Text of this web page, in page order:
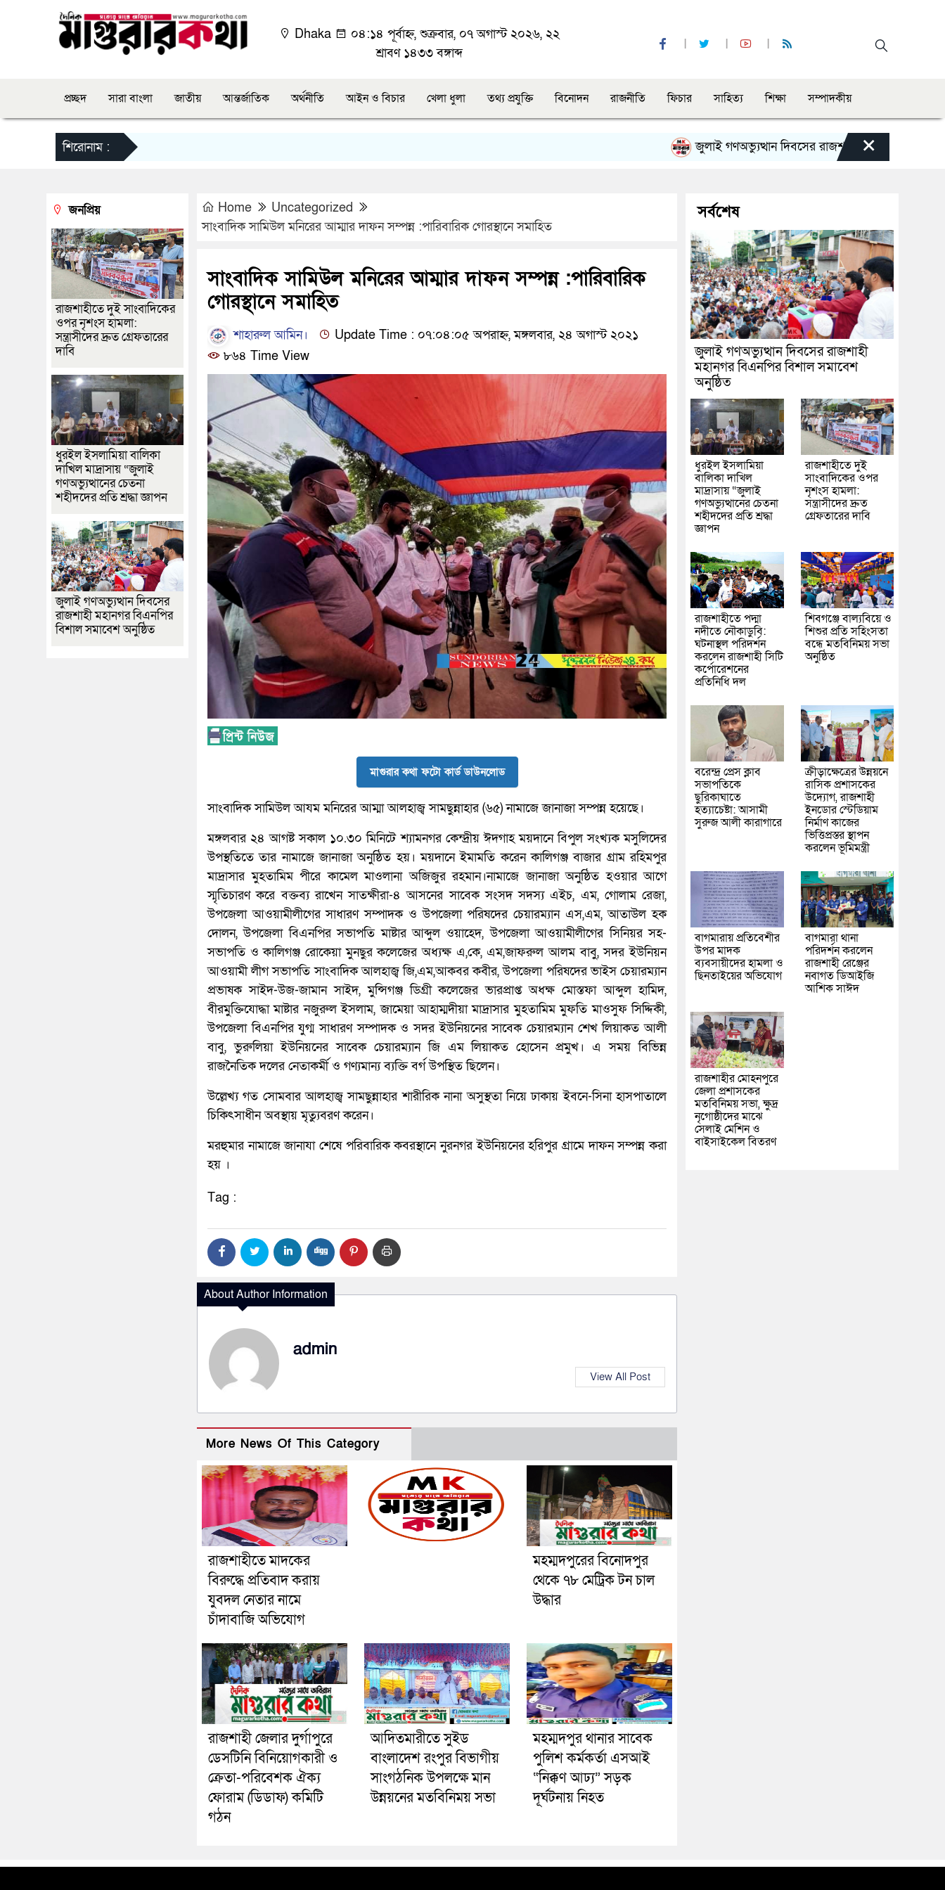
Dhaka
০৪:১৪ পূর্বাহ্ন, শুক্রবার, ০৭ অগাস্ট ২০২৬, ২২
শ্রাবণ ১৪৩৩ বঙ্গাব্দ
প্রচ্ছদ সারা বাংলা জাতীয় আন্তর্জাতিক অর্থনীতি আইন ও বিচার খেলা ধুলা তথ্য প্রযুক্তি বিনোদন রাজনীতি ফিচার সাহিত্য শিক্ষা সম্পাদকীয়
শিরোনাম : জুলাই গণঅভ্যুত্থান দিবসের রাজশাহী মহানগর বিএনপির বিশাল
×
Home
Uncategorized
সাংবাদিক সামিউল মনিরের আম্মার দাফন সম্পন্ন :পারিবারিক গোরস্থানে সমাহিত
সাংবাদিক সামিউল মনিরের আম্মার দাফন সম্পন্ন :পারিবারিক
গোরস্থানে সমাহিত
শাহারুল আমিন।
Update Time : ০৭:০৪:০৫ অপরাহ্ন, মঙ্গলবার, ২৪ অগাস্ট ২০২১
৮৬৪ Time View
মাগুরার কথা ফটো কার্ড ডাউনলোড
সাংবাদিক সামিউল আযম মনিরের আম্মা আলহাজ্ব সামছুন্নাহার (৬৫) নামাজে জানাজা সম্পন্ন হয়েছে।
মঙ্গলবার ২৪ আগষ্ট সকাল ১০.৩০ মিনিটে শ্যামনগর কেন্দ্রীয় ঈদগাহ ময়দানে বিপুল সংখ্যক মসুলিদের
উপস্থতিতে তার নামাজে জানাজা অনুষ্ঠিত হয়। ময়দানে ইমামতি করেন কালিগঞ্জ বাজার গ্রাম রহিমপুর
মাদ্রাসার মুহতামিম পীরে কামেল মাওলানা অজিজুর রহমান।নামাজে জানাজা অনুষ্ঠিত হওয়ার আগে
স্মৃতিচারণ করে বক্তব্য রাখেন সাতক্ষীরা-৪ আসনের সাবেক সংসদ সদস্য এইচ, এম, গোলাম রেজা,
উপজেলা আওয়ামীলীগের সাধারণ সম্পাদক ও উপজেলা পরিষদের চেয়ারম্যান এস,এম, আতাউল হক
দোলন, উপজেলা বিএনপির সভাপতি মাষ্টার আব্দুল ওয়াহেদ, উপজেলা আওয়ামীলীগের সিনিয়র সহ-
সভাপতি ও কালিগঞ্জ রোকেয়া মুনছুর কলেজের অধ্যক্ষ এ,কে, এম,জাফরুল আলম বাবু, সদর ইউনিয়ন
আওয়ামী লীগ সভাপতি সাংবাদিক আলহাজ্ব জি,এম,আকবর কবীর, উপজেলা পরিষদের ভাইস চেয়ারম্যান
প্রভাষক সাইদ-উজ-জামান সাইদ, মুন্সিগঞ্জ ডিগ্রী কলেজের ভারপ্রাপ্ত অধক্ষ মোস্তফা আব্দুল হামিদ,
বীরমুক্তিযোদ্ধা মাষ্টার নজুরুল ইসলাম, জামেয়া আহাম্মদীয়া মাদ্রাসার মুহতামিম মুফতি মাওসুফ সিদ্দিকী,
উপজেলা বিএনপির যুগ্ম সাধারণ সম্পাদক ও সদর ইউনিয়নের সাবেক চেয়ারম্যান শেখ লিয়াকত আলী
বাবু, ভুরুলিয়া ইউনিয়নের সাবেক চেয়ারম্যান জি এম লিয়াকত হোসেন প্রমুখ। এ সময় বিভিন্ন
রাজনৈতিক দলের নেতাকর্মী ও গণ্যমান্য ব্যক্তি বর্গ উপস্থিত ছিলেন।
উল্লেখ্য গত সোমবার আলহাজ্ব সামছুন্নাহার শারীরিক নানা অসুস্থতা নিয়ে ঢাকায় ইবনে-সিনা হাসপাতালে
চিকিৎসাধীন অবস্থায় মৃত্যুবরণ করেন।
মরহুমার নামাজে জানাযা শেষে পরিবারিক কবরস্থানে নুরনগর ইউনিয়নের হরিপুর গ্রামে দাফন সম্পন্ন করা
হয় ।
Tag :
About Author Information
admin
View All Post
More News Of This Category
রাজশাহীতে মাদকের
বিরুদ্ধে প্রতিবাদ করায়
যুবদল নেতার নামে
চাঁদাবাজি অভিযোগ
মহম্মদপুরের বিনোদপুর
থেকে ৭৮ মেট্রিক টন চাল
উদ্ধার
রাজশাহী জেলার দুর্গাপুরে
ডেসটিনি বিনিয়োগকারী ও
ক্রেতা-পরিবেশক ঐক্য
ফোরাম (ডিডাফ) কমিটি
গঠন
আদিতমারীতে সুইড
বাংলাদেশ রংপুর বিভাগীয়
সাংগঠনিক উপলক্ষে মান
উন্নয়নের মতবিনিময় সভা
মহম্মদপুর থানার সাবেক
পুলিশ কর্মকর্তা এসআই
“নিক্কণ আঢ্য” সড়ক
দূর্ঘটনায় নিহত
জনপ্রিয়
রাজশাহীতে দুই সাংবাদিকের
ওপর নৃশংস হামলা:
সন্ত্রাসীদের দ্রুত গ্রেফতারের
দাবি
ধুরইল ইসলামিয়া বালিকা
দাখিল মাদ্রাসায় “জুলাই
গণঅভ্যুত্থানের চেতনা
শহীদদের প্রতি শ্রদ্ধা জ্ঞাপন
জুলাই গণঅভ্যুত্থান দিবসের
রাজশাহী মহানগর বিএনপির
বিশাল সমাবেশ অনুষ্ঠিত
সর্বশেষ
জুলাই গণঅভ্যুত্থান দিবসের রাজশাহী
মহানগর বিএনপির বিশাল সমাবেশ
অনুষ্ঠিত
ধুরইল ইসলামিয়া
বালিকা দাখিল
মাদ্রাসায় “জুলাই
গণঅভ্যুত্থানের চেতনা
শহীদদের প্রতি শ্রদ্ধা
জ্ঞাপন
রাজশাহীতে দুই
সাংবাদিকের ওপর
নৃশংস হামলা:
সন্ত্রাসীদের দ্রুত
গ্রেফতারের দাবি
রাজশাহীতে পদ্মা
নদীতে নৌকাডুবি:
ঘটনাস্থল পরিদর্শন
করলেন রাজশাহী সিটি
কর্পোরেশনের
প্রতিনিধি দল
শিবগঞ্জে বাল্যবিয়ে ও
শিশুর প্রতি সহিংসতা
বন্ধে মতবিনিময় সভা
অনুষ্ঠিত
বরেন্দ্র প্রেস ক্লাব
সভাপতিকে
ছুরিকাঘাতে
হত্যাচেষ্টা: আসামী
সুরুজ আলী কারাগারে
ক্রীড়াক্ষেত্রের উন্নয়নে
রাসিক প্রশাসকের
উদ্যোগ, রাজশাহী
ইনডোর স্টেডিয়াম
নির্মাণ কাজের
ভিত্তিপ্রস্তর স্থাপন
করলেন ভূমিমন্ত্রী
বাগমারায় প্রতিবেশীর
উপর মাদক
ব্যবসায়ীদের হামলা ও
ছিনতাইয়ের অভিযোগ
বাগমারা থানা
পরিদর্শন করলেন
রাজশাহী রেঞ্জের
নবাগত ডিআইজি
আশিক সাঈদ
রাজশাহীর মোহনপুরে
জেলা প্রশাসকের
মতবিনিময় সভা, ক্ষুদ্র
নৃগোষ্ঠীদের মাঝে
সেলাই মেশিন ও
বাইসাইকেল বিতরণ